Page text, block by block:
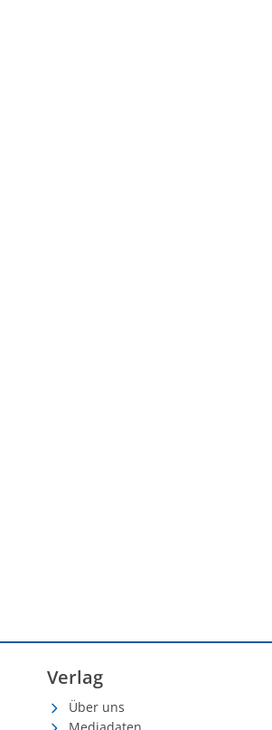
Verlag
Über uns
Mediadaten